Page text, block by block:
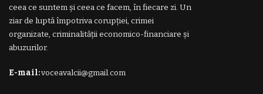
ceea ce suntem și ceea ce facem, în fiecare zi. Un
ziar de luptă împotriva corupției, crimei
organizate, criminalității economico-financiare și
abuzurilor.
E-mail:voceavalcii@gmail.com